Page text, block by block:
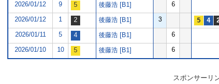
2026/01/12 9 後藤浩 [B1] 6
2026/01/12 1 後藤浩 [B1] 3
2026/01/11 5 後藤浩 [B1] 6
2026/01/10 10 後藤浩 [B1] 6
スポンサーリ